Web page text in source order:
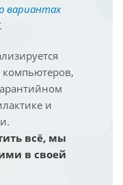
вариантах
.
компьютеров,
и
всё, мы
в своей